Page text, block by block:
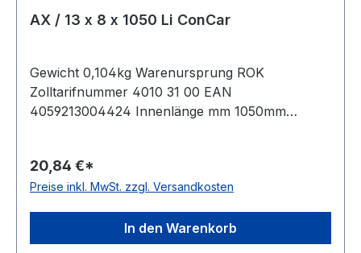
AX / 13 x 8 x 1050 Li ConCar
Gewicht 0,104kg Warenursprung ROK
Zolltarifnummer 4010 31 00 EAN
4059213004424 Innenlänge mm 1050mm
Ausführung flankenoffen, formgezahnt
antistatisch ja Norm DIN 2215 Material Neoprene
20,84 €*
Preise inkl. MwSt. zzgl. Versandkosten
In den Warenkorb